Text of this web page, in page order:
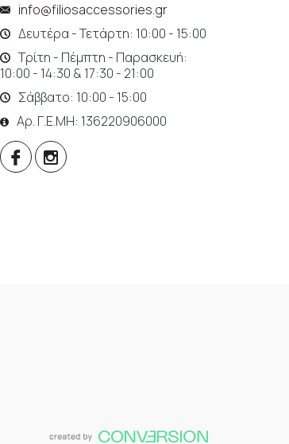
info@filiosaccessories.gr
Δευτέρα - Τετάρτη: 10:00 - 15:00
Τρίτη - Πέμπτη - Παρασκευή:
10:00 - 14:30 & 17:30 - 21:00
Σάββατο: 10:00 - 15:00
Αρ. Γ.Ε.ΜΗ: 136220906000